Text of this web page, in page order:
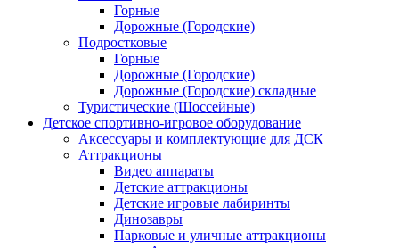
Горные
Дорожные (Городские)
Подростковые
Горные
Дорожные (Городские)
Дорожные (Городские) складные
Туристические (Шоссейные)
Детское спортивно-игровое оборудование
Аксессуары и комплектующие для ДСК
Аттракционы
Видео аппараты
Детские аттракционы
Детские игровые лабиринты
Динозавры
Парковые и уличные аттракционы